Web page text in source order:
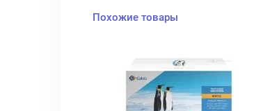
Похожие товары